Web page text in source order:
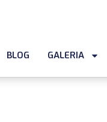
BLOG GALERIA